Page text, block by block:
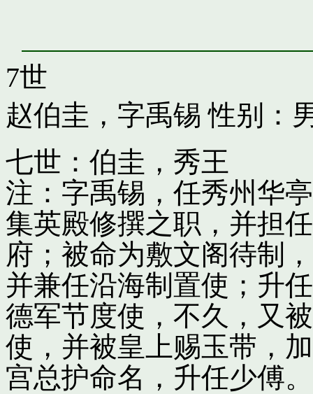
7世
赵伯圭，字禹锡 性别：
七世：伯圭，秀王
注：字禹锡，任秀州华
集英殿修撰之职，并担
府；被命为敷文阁待制
并兼任沿海制置使；升
德军节度使，不久，又
使，并被皇上赐玉带，
宫总护命名，升任少傅